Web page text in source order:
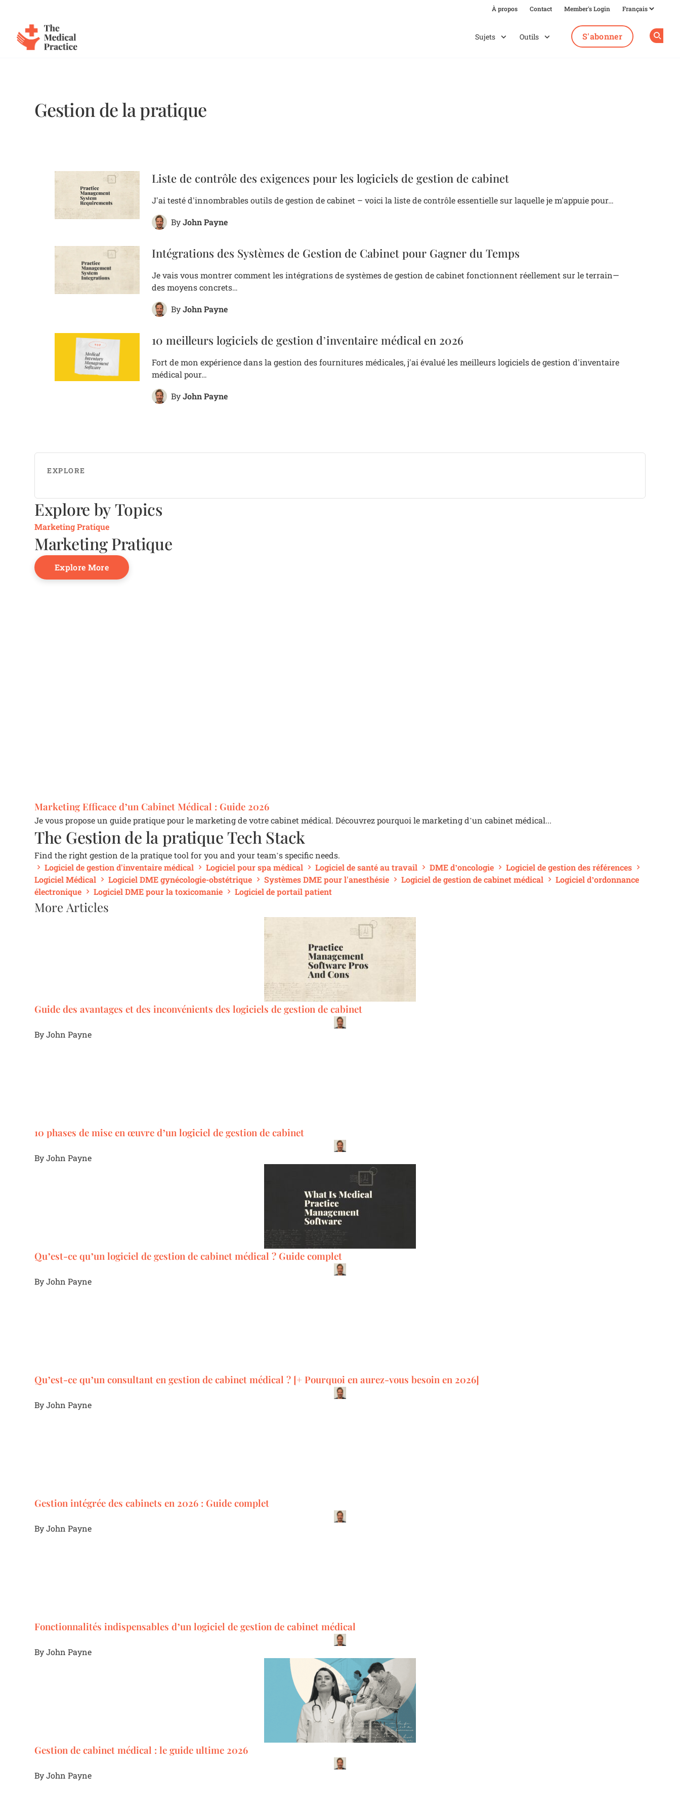
À propos Contact Member's Login
Sujets Outils S'abonner
Gestion de la pratique
Liste de contrôle des exigences pour les logiciels de gestion de cabinet
J'ai testé d'innombrables outils de gestion de cabinet – voici la liste de contrôle essentielle sur laquelle je m'appuie pour…
ByJohn Payne
Intégrations des Systèmes de Gestion de Cabinet pour Gagner du Temps
Je vais vous montrer comment les intégrations de systèmes de gestion de cabinet fonctionnent réellement sur le terrain—
des moyens concrets…
ByJohn Payne
10 meilleurs logiciels de gestion d’inventaire médical en 2026
Fort de mon expérience dans la gestion des fournitures médicales, j'ai évalué les meilleurs logiciels de gestion d'inventaire
médical pour…
ByJohn Payne
EXPLORE
Explore by Topics
Marketing Pratique
Marketing Pratique
Explore More
Marketing Efficace d’un Cabinet Médical : Guide 2026
Je vous propose un guide pratique pour le marketing de votre cabinet médical. Découvrez pourquoi le marketing d’un cabinet médical...
The Gestion de la pratique Tech Stack
Find the right gestion de la pratique tool for you and your team’s specific needs.
Logiciel de gestion d'inventaire médical Logiciel pour spa médical Logiciel de santé au travail DME d’oncologie
Logiciel de gestion des références
Logiciel Médical
Logiciel DME gynécologie-obstétrique Systèmes DME pour l'anesthésie Logiciel de gestion de cabinet médical
Logiciel d’ordonnance
électronique
Logiciel DME pour la toxicomanie Logiciel de portail patient
More Articles
Guide des avantages et des inconvénients des logiciels de gestion de cabinet
ByJohn Payne
10 phases de mise en œuvre d’un logiciel de gestion de cabinet
ByJohn Payne
Qu’est-ce qu’un logiciel de gestion de cabinet médical ? Guide complet
ByJohn Payne
Qu’est-ce qu’un consultant en gestion de cabinet médical ? [+ Pourquoi en aurez-vous besoin en 2026]
ByJohn Payne
Gestion intégrée des cabinets en 2026 : Guide complet
ByJohn Payne
Fonctionnalités indispensables d’un logiciel de gestion de cabinet médical
ByJohn Payne
Gestion de cabinet médical : le guide ultime 2026
ByJohn Payne